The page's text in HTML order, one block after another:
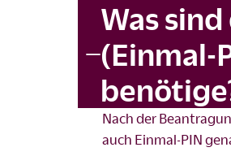
Was
(Einmal-
Nach der
auch Einmal-PIN